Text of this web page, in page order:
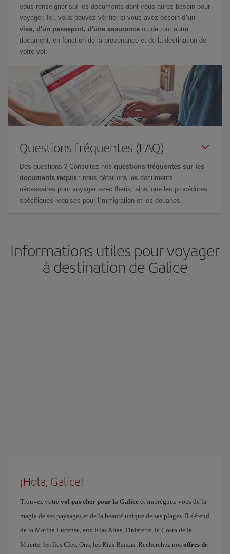
vous renseigner sur les documents dont vous aurez besoin pour
voyager. Ici, vous pouvez vérifier si vous avez besoin d'un
visa, d'un passeport, d'une assurance ou de tout autre
document, en fonction de la provenance et de la destination de
votre vol.
Questions fréquentes (FAQ)
Des questions ? Consultez nos questions fréquentes sur les
documents requis : nous détaillons les documents
nécessaires pour voyager avec Iberia, ainsi que les procédures
spécifiques requises pour l'immigration et les douanes.
Informations utiles pour voyager
à destination de Galice
¡Hola, Galice!
Trouvez votre vol pas cher pour la Galice et imprégnez-vous de la
magie de ses paysages et de la beauté unique de ses plages. Il s'étend
de la Marina Lucense, aux Rías Altas, Finisterre, la Costa de la
Muerte, les îles Cíes, Ons, les Rías Baixas. Recherchez nos offres de